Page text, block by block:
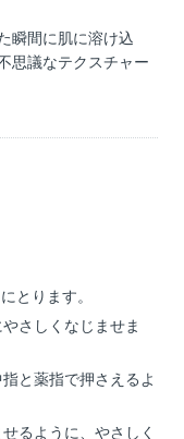
瞬間に肌に溶け込
思議なテクスチャー
とります。
さしくなじませま
と薬指で押さえるよ
るように、やさしく